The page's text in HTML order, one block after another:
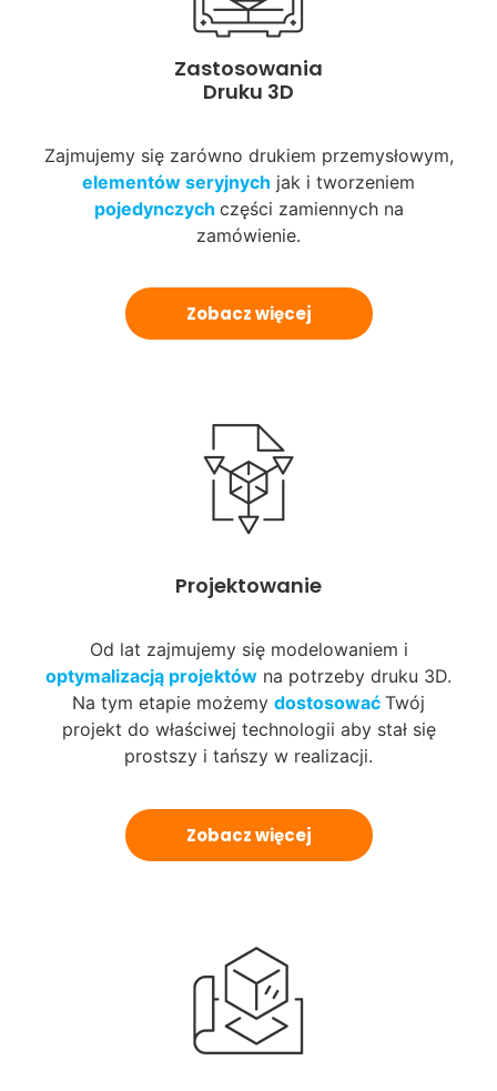
Zastosowania
Druku 3D
Zajmujemy się zarówno drukiem przemysłowym,
elementów seryjnych jak i tworzeniem
pojedynczych części zamiennych na
zamówienie.
Zobacz więcej
Projektowanie
Od lat zajmujemy się modelowaniem i
optymalizacją projektów na potrzeby druku 3D.
Na tym etapie możemy dostosować Twój
projekt do właściwej technologii aby stał się
prostszy i tańszy w realizacji.
Zobacz więcej